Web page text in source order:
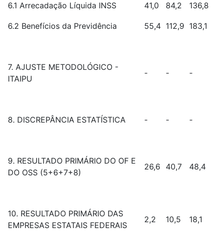
6.1 Arrecadação Líquida INSS 41,0 84,2 136,8
6.2 Benefícios da Previdência 55,4 112,9 183,1
7. AJUSTE METODOLÓGICO -
ITAIPU
- - -
8. DISCREPÂNCIA ESTATÍSTICA - - -
9. RESULTADO PRIMÁRIO DO OF E
DO OSS (5+6+7+8)
26,6 40,7 48,4
10. RESULTADO PRIMÁRIO DAS
EMPRESAS ESTATAIS FEDERAIS
2,2 10,5 18,1